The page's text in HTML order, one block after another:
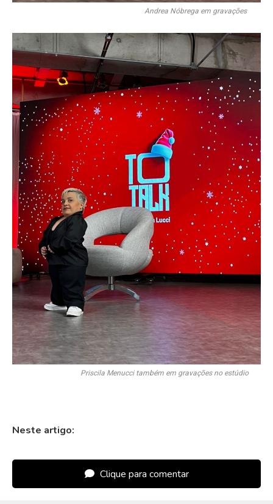
Andrea Nóbrega em gravações
Priscila Menucci também em gravações no estúdio
Neste artigo:
Clique para comentar